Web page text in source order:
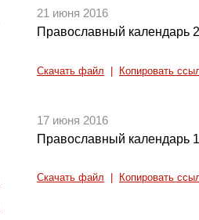
21 июня 2016
Православный календарь
Скачать файл Копировать
17 июня 2016
Православный календарь
Скачать файл Копировать